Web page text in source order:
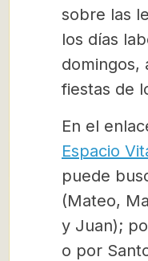
sobre las
los días
domingos,
fiestas de
En el
Espacio
puede
(Mateo,
y Juan);
o por